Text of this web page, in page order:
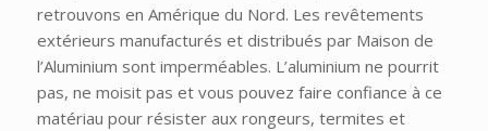
retrouvons en Amérique du Nord. Les revêtements
extérieurs manufacturés et distribués par Maison de
l’Aluminium sont imperméables. L’aluminium ne pourrit
pas, ne moisit pas et vous pouvez faire confiance à ce
matériau pour résister aux rongeurs, termites et